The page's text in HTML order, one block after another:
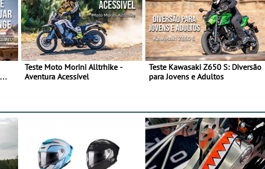
Teste Moto Morini Alltrhike -
Aventura Acessível
Teste Kawasaki Z650 S: Diversão
para Jovens e Adultos